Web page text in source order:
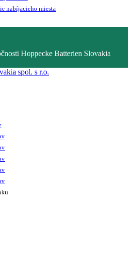
nabíjacieho miesta
Hoppecke Batterien Slovakia
spol. s r.o.